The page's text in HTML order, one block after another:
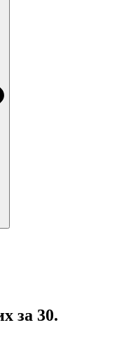
за 30.